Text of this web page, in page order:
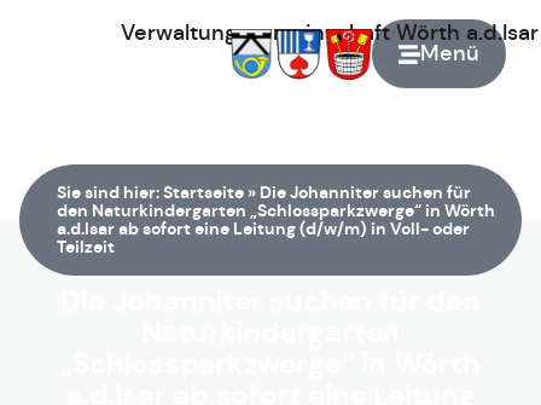
Menü
Verwaltungsgemeinschaft Wörth
Sie sind hier:Startseite » Die Johanniter suchen für
den Naturkindergarten „Schlossparkzwerge“ in Wörth
a.d.Isar ab sofort eine Leitung (d/w/m) in Voll- oder
Teilzeit